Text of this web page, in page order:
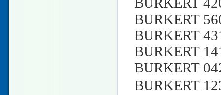
BURKERT
BURKERT
BURKERT
BURKERT
BURKERT